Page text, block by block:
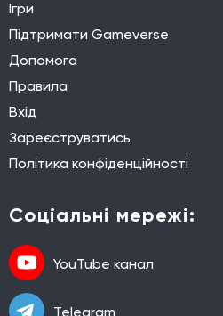
Ігри
Підтримати Gameverse
Допомога
Правила
Вхід
Зареєструватись
Політика конфіденційності
Соціальні мережі:
YouTube канал
Telegram